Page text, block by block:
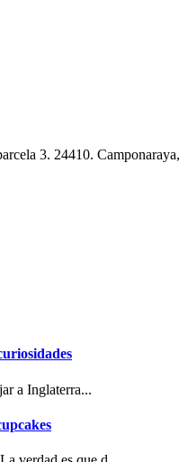
3. 24410. Camponaraya,
a Inglaterra...